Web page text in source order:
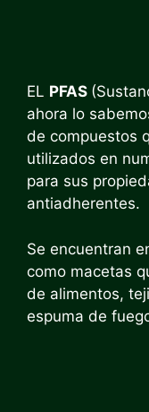
EL PFAS
ahora lo
de compuestos
utilizados en
para sus
antiadherentes.
Se encuentran
como macetas
de alimentos,
espuma de